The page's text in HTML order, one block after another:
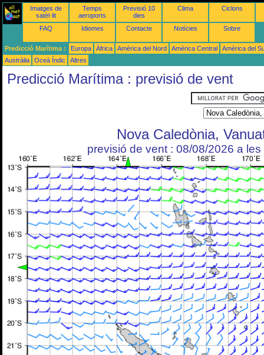
Imatges de
satèl·lit
Temps
aeroports
Previsió 10
dies
Clima Ciclons
FAQ Idiomes Contacte Notícies Sobre
Predicció Marítima : Europa Àfrica Amèrica del Nord Amèrica Central
Amèrica del
Austràlia
Oceà Índic Altres
Predicció Marítima : previsió de vent
Nova Caledònia,
previsió de vent : 08/08/2026 a les